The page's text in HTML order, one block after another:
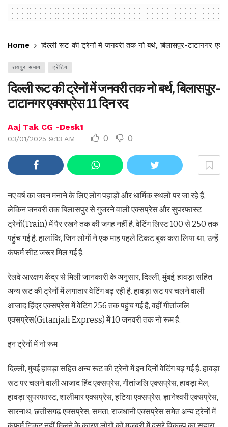
Home दिल्ली रूट की ट्रेनों में जनवरी तक नो बर्थ, बिलासपुर-टाटानगर
रायपुर संभाग ट्रेंडिंग
दिल्ली रूट की ट्रेनों में जनवरी तक नो बर्थ, बिलासपुर-
टाटानगर एक्सप्रेस 11 दिन रद
Aaj Tak CG -Desk1
03/01/2025 9:13 AM 0 0
नए वर्ष का जश्न मनाने के लिए लोग पहाड़ों और धार्मिक स्थलों पर जा रहे हैं,
लेकिन जनवरी तक बिलासपुर से गुजरने वाली एक्सप्रेस और सुपरफास्ट
ट्रेनों(Train) में पैर रखने तक की जगह नहीं है. वेटिंग लिस्ट 100 से 250 तक
पहुंच गई है. हालांकि, जिन लोगों ने एक माह पहले टिकट बुक करा लिया था, उन्हें
कंफर्म सीट जरूर मिल गई है.
रेलवे आरक्षण केंद्र से मिली जानकारी के अनुसार, दिल्ली, मुंबई, हावड़ा सहित
अन्य रूट की ट्रेनों में लगातार वेटिंग बढ़ रही है. हावड़ा रूट पर चलने वाली
आजाद हिंद्र एक्सप्रेस में वेटिंग 256 तक पहुंच गई है, वहीं गीतांजलि
एक्सप्रेस(Gitanjali Express) में 10 जनवरी तक नो रूम है.
इन ट्रेनों में नो रूम
दिल्ली, मुंबई हावड़ा सहित अन्य रूट की ट्रेनों में इन दिनों वेटिंग बढ़ गई है. हावड़ा
रूट पर चलने वाली आजाद हिंद एक्सप्रेस, गीतांजलि एक्सप्रेस, हावड़ा मेल,
हावड़ा सुपरफास्ट, शालीमार एक्सप्रेस, हटिया एक्सप्रेस, ज्ञानेश्वरी एक्सप्रेस,
सारनाथ, छत्तीसगढ़ एक्सप्रेस, समता, राजधानी एक्सप्रेस समेत अन्य ट्रेनों में